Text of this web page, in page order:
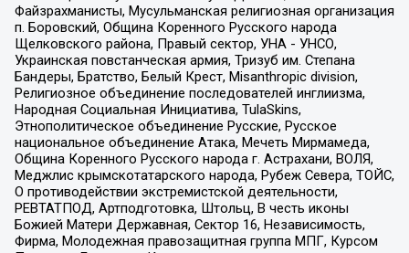
Файзрахманисты, Мусульманская религиозная организация
п. Боровский, Община Коренного Русского народа
Щелковского района, Правый сектор, УНА - УНСО,
Украинская повстанческая армия, Тризуб им. Степана
Бандеры, Братство, Белый Крест, Misanthropic division,
Религиозное объединение последователей инглиизма,
Народная Социальная Инициатива, TulaSkins,
Этнополитическое объединение Русские, Русское
национальное объединение Атака, Мечеть Мирмамеда,
Община Коренного Русского народа г. Астрахани, ВОЛЯ,
Меджлис крымскотатарского народа, Рубеж Севера, ТОЙС,
О противодействии экстремистской деятельности,
РЕВТАТПОД, Артподготовка, Штольц, В честь иконы
Божией Матери Державная, Сектор 16, Независимость,
Фирма, Молодежная правозащитная группа МПГ, Курсом